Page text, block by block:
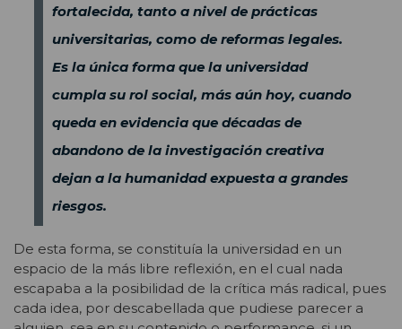
fortalecida, tanto a nivel de prácticas
universitarias, como de reformas legales.
Es la única forma que la universidad
cumpla su rol social, más aún hoy, cuando
queda en evidencia que décadas de
abandono de la investigación creativa
dejan a la humanidad expuesta a grandes
riesgos.
De esta forma, se constituía la universidad en un
espacio de la más libre reflexión, en el cual nada
escapaba a la posibilidad de la crítica más radical, pues
cada idea, por descabellada que pudiese parecer a